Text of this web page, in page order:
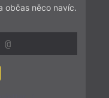
občas něco navíc.